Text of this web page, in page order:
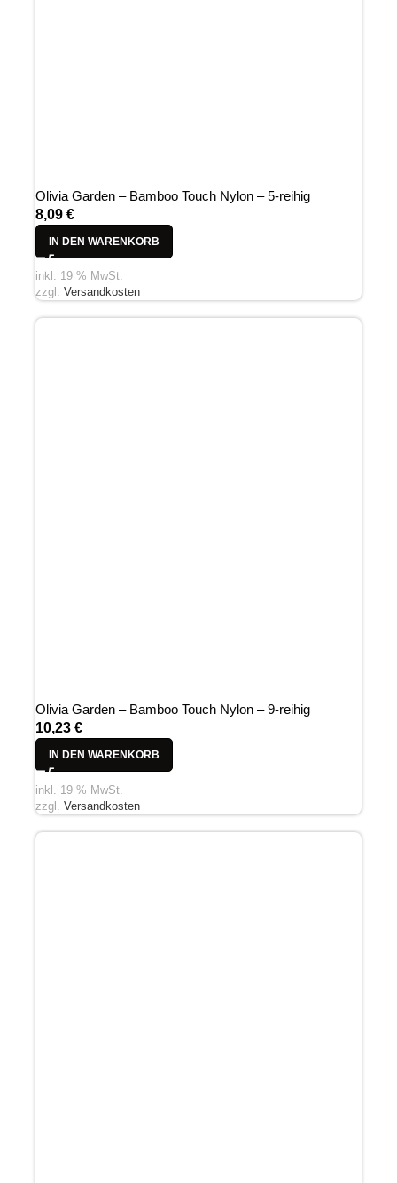
Olivia Garden – Bamboo Touch Nylon – 5-reihig
8,09 €
IN DEN WARENKORB
inkl. 19 % MwSt.
zzgl. Versandkosten
Olivia Garden – Bamboo Touch Nylon – 9-reihig
10,23 €
IN DEN WARENKORB
inkl. 19 % MwSt.
zzgl. Versandkosten